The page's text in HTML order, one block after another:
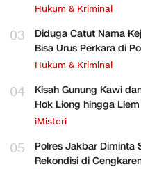
Hukum & Kriminal
03
Diduga Catut Nama
Bisa Urus Perkara di
Hukum & Kriminal
04
Kisah Gunung Kawi
Hok Liong hingga
iMisteri
05
Polres Jakbar Diminta
Rekondisi di